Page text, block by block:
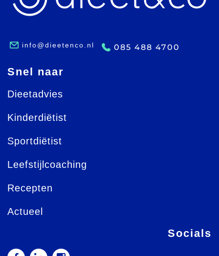
info@dieetenco.nl 085 488 4700
Snel naar
Dieetadvies
Kinderdiëtist
Sportdiëtist
Leefstijlcoaching
Recepten
Actueel
Socials